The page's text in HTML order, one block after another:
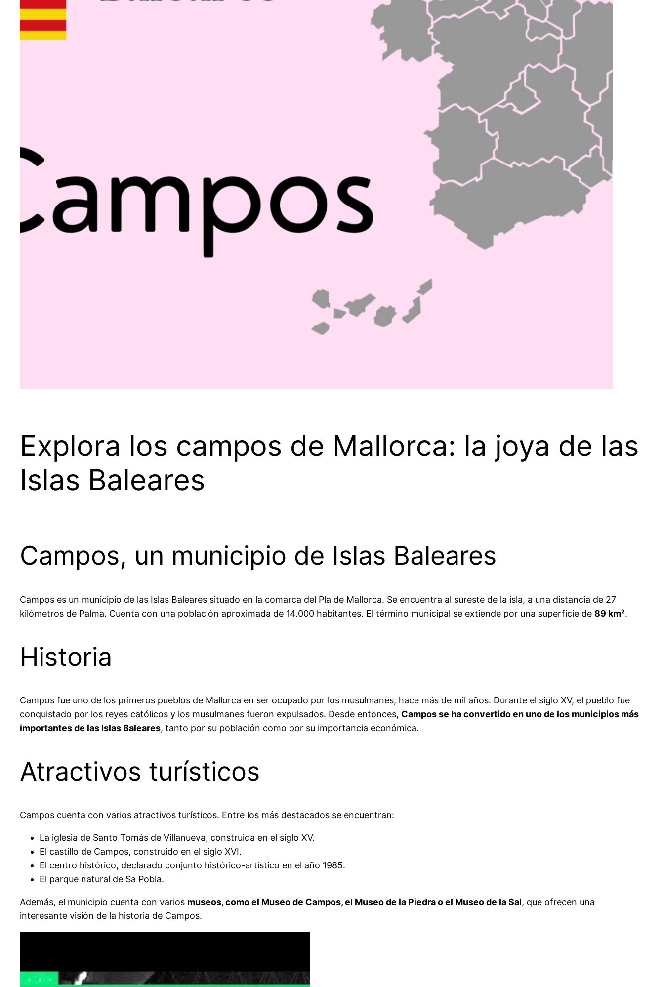
Explora los campos de Mallorca: la joya de las
Islas Baleares
Campos, un municipio de Islas Baleares
Campos es un municipio de las Islas Baleares situado en la comarca del Pla de Mallorca. Se encuentra al sureste de la isla, a una distancia de 27
kilómetros de Palma. Cuenta con una población aproximada de 14.000 habitantes. El término municipal se extiende por una superficie de 89 km².
Historia
Campos fue uno de los primeros pueblos de Mallorca en ser ocupado por los musulmanes, hace más de mil años. Durante el siglo XV, el pueblo fue
conquistado por los reyes católicos y los musulmanes fueron expulsados. Desde entonces, Campos se ha convertido en uno de los municipios más
importantes de las Islas Baleares, tanto por su población como por su importancia económica.
Atractivos turísticos
Campos cuenta con varios atractivos turísticos. Entre los más destacados se encuentran:
La iglesia de Santo Tomás de Villanueva, construida en el siglo XV.
El castillo de Campos, construido en el siglo XVI.
El centro histórico, declarado conjunto histórico-artístico en el año 1985.
El parque natural de Sa Pobla.
Además, el municipio cuenta con varios museos, como el Museo de Campos, el Museo de la Piedra o el Museo de la Sal, que ofrecen una
interesante visión de la historia de Campos.